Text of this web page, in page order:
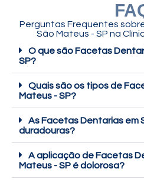
Perguntas Frequentes
São Mateus - SP na
O que são Facetas
SP?
Quais são os tipos de
Mateus - SP?
As Facetas Dentarias em
duradouras?
A aplicação de Facetas
Mateus - SP é dolorosa?